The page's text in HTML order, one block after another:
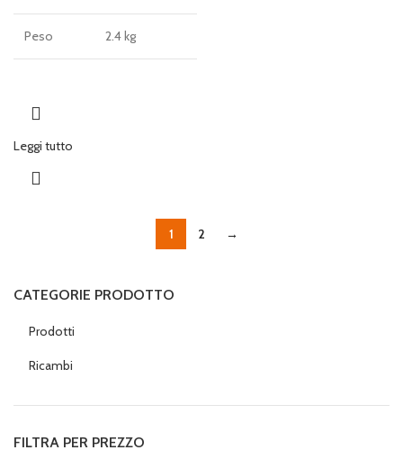
CATEGORIE PRODOTTO
Prodotti
Ricambi
FILTRA PER PREZZO
Peso 2.4 kg
Leggi tutto
1 2 →